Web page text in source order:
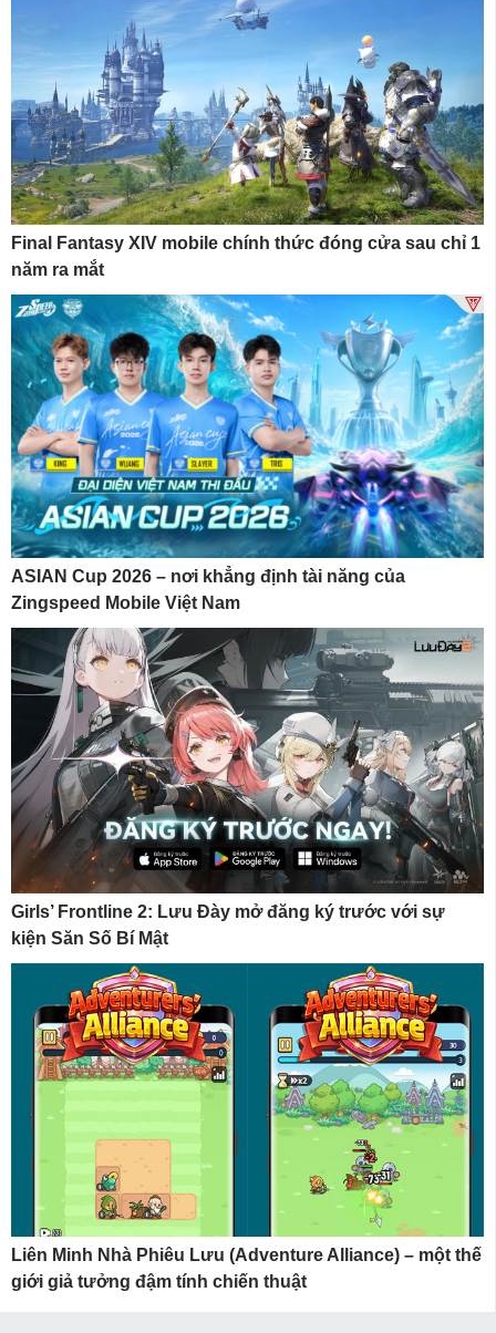
Final Fantasy XIV mobile chính thức đóng cửa sau chỉ 1
năm ra mắt
ASIAN Cup 2026 – nơi khẳng định tài năng của
Zingspeed Mobile Việt Nam
Girls’ Frontline 2: Lưu Đày mở đăng ký trước với sự
kiện Săn Số Bí Mật
Liên Minh Nhà Phiêu Lưu (Adventure Alliance) – một thế
giới giả tưởng đậm tính chiến thuật